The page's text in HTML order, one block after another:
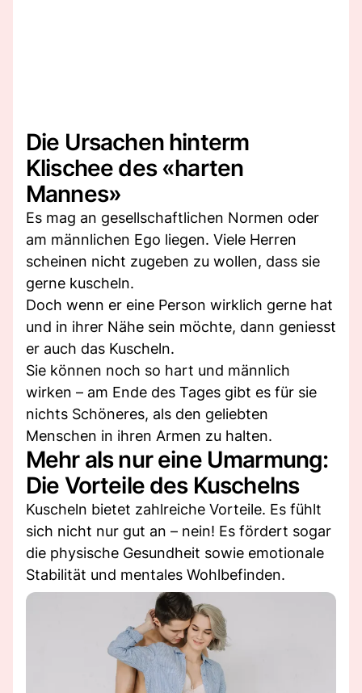
Die Ursachen hinterm
Klischee des «harten
Mannes»
Es mag an gesellschaftlichen Normen oder
am männlichen Ego liegen. Viele Herren
scheinen nicht zugeben zu wollen, dass sie
gerne kuscheln.
Doch wenn er eine Person wirklich gerne hat
und in ihrer Nähe sein möchte, dann geniesst
er auch das Kuscheln.
Sie können noch so hart und männlich
wirken – am Ende des Tages gibt es für sie
nichts Schöneres, als den geliebten
Menschen in ihren Armen zu halten.
Mehr als nur eine Umarmung:
Die Vorteile des Kuschelns
Kuscheln bietet zahlreiche Vorteile. Es fühlt
sich nicht nur gut an – nein! Es fördert sogar
die physische Gesundheit sowie emotionale
Stabilität und mentales Wohlbefinden.